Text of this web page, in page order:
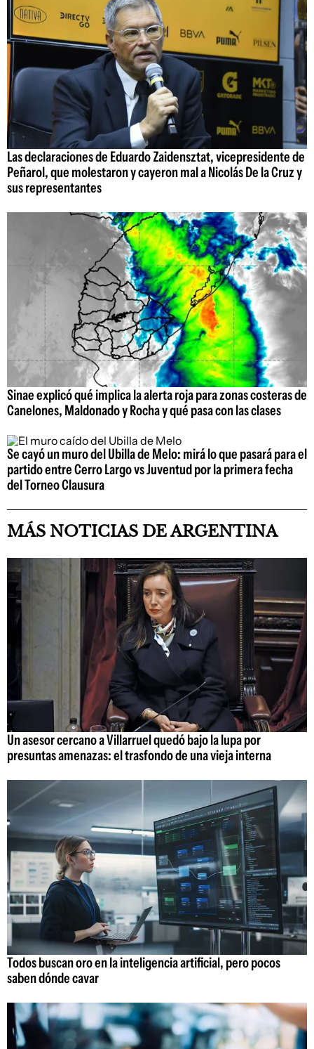
Las declaraciones de Eduardo Zaidensztat, vicepresidente de
Peñarol, que molestaron y cayeron mal a Nicolás De la Cruz y
sus representantes
Sinae explicó qué implica la alerta roja para zonas costeras de
Canelones, Maldonado y Rocha y qué pasa con las clases
Se cayó un muro del Ubilla de Melo: mirá lo que pasará para el
partido entre Cerro Largo vs Juventud por la primera fecha
del Torneo Clausura
MÁS NOTICIAS DE ARGENTINA
Un asesor cercano a Villarruel quedó bajo la lupa por
presuntas amenazas: el trasfondo de una vieja interna
Todos buscan oro en la inteligencia artificial, pero pocos
saben dónde cavar